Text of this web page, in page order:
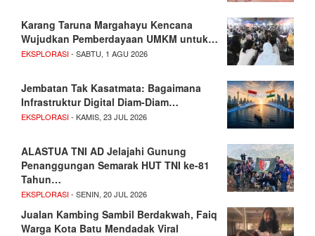
Karang Taruna Margahayu Kencana
Wujudkan Pemberdayaan UMKM untuk…
EKSPLORASI- SABTU, 1 AGU 2026
Jembatan Tak Kasatmata: Bagaimana
Infrastruktur Digital Diam-Diam…
EKSPLORASI- KAMIS, 23 JUL 2026
ALASTUA TNI AD Jelajahi Gunung
Penanggungan Semarak HUT TNI ke-81
Tahun…
EKSPLORASI- SENIN, 20 JUL 2026
Jualan Kambing Sambil Berdakwah, Faiq
Warga Kota Batu Mendadak Viral